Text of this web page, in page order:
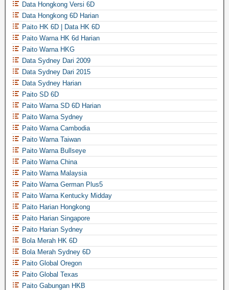
Data Hongkong Versi 6D
Data Hongkong 6D Harian
Paito HK 6D | Data HK 6D
Paito Warna HK 6d Harian
Paito Warna HKG
Data Sydney Dari 2009
Data Sydney Dari 2015
Data Sydney Harian
Paito SD 6D
Paito Warna SD 6D Harian
Paito Warna Sydney
Paito Warna Cambodia
Paito Warna Taiwan
Paito Warna Bullseye
Paito Warna China
Paito Warna Malaysia
Paito Warna German Plus5
Paito Warna Kentucky Midday
Paito Harian Hongkong
Paito Harian Singapore
Paito Harian Sydney
Bola Merah HK 6D
Bola Merah Sydney 6D
Paito Global Oregon
Paito Global Texas
Paito Gabungan HKB